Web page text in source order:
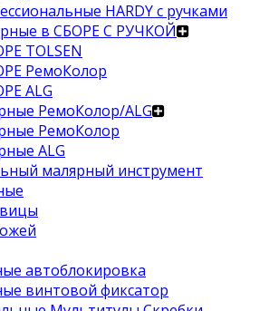
HARDY с ручками
в СБОРЕ С РУЧКОЙ
TOLSEN
РемоКолор
ALG
РемоКолор/ALG
РемоКолор
ALG
малярный инструмент
автоблокировка
винтовой фиксатор